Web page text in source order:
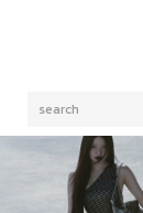
search